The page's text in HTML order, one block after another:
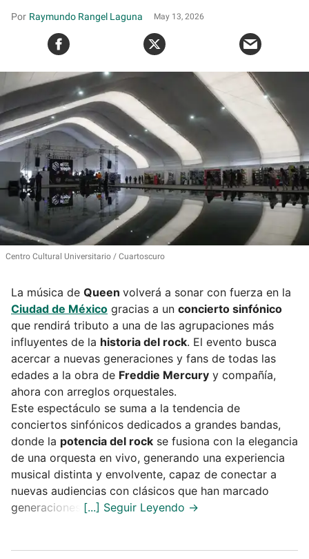
Raymundo Rangel Laguna May 13, 2026
Centro Cultural Universitario Cuartoscuro
La música de Queen volverá a sonar con fuerza en la
Ciudad de México gracias a un concierto sinfónico
que rendirá tributo a una de las agrupaciones más
influyentes de la historia del rock. El evento busca
acercar a nuevas generaciones y fans de todas las
edades a la obra de Freddie Mercury y compañía,
ahora con arreglos orquestales.
Este espectáculo se suma a la tendencia de
conciertos sinfónicos dedicados a grandes bandas,
donde la potencia del rock se fusiona con la elegancia
de una orquesta en vivo, generando una experiencia
musical distinta y envolvente, capaz de conectar a
nuevas audiencias con clásicos que han marcado
generaciones.